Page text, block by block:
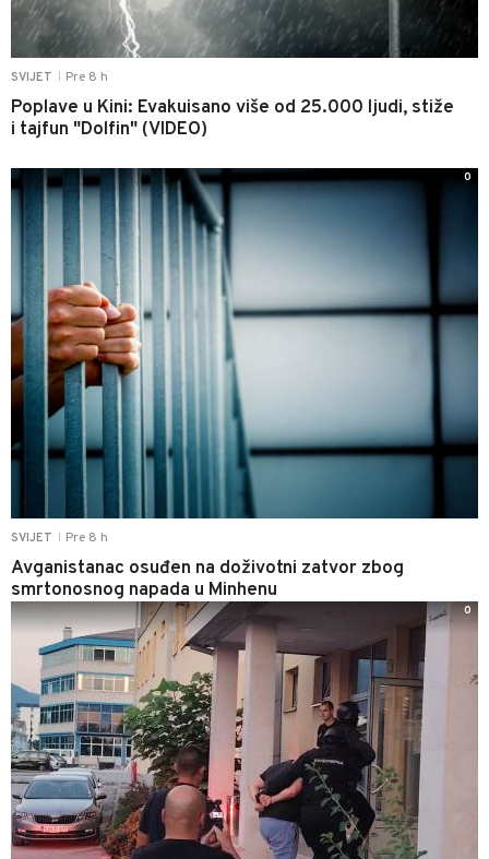
SVIJET Pre 8 h
Poplave u Kini: Evakuisano više od 25.000 ljudi, stiže
i tajfun "Dolfin" (VIDEO)
SVIJET Pre 8 h
Avganistanac osuđen na doživotni zatvor zbog
smrtonosnog napada u Minhenu
0
0